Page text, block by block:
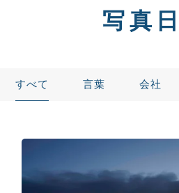
写真
すべて 言葉 会社